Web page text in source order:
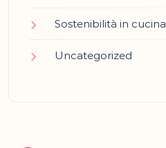
Sostenibilità in cucina
Uncategorized